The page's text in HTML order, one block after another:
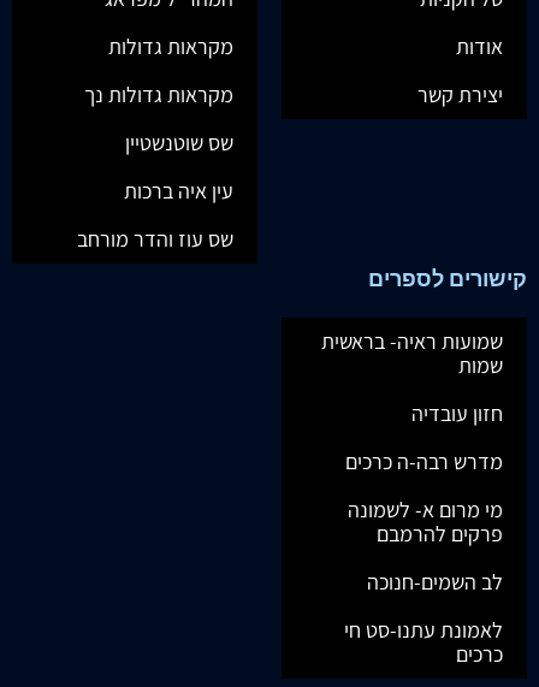
אודות
יצירת קשר
מקראות גדולות
מקראות גדולות נך
שס שוטנשטיין
עין איה ברכות
שס עוז והדר מורחב
קישורים לספרים
שמועות ראיה- בראשית
שמות
חזון עובדיה
מדרש רבה-ה כרכים
מי מרום א- לשמונה
פרקים להרמבם
לב השמים-חנוכה
לאמונת עתנו-סט חי
כרכים